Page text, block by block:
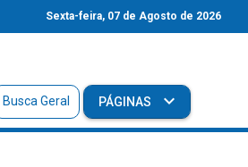
Sexta-feira, 07 de Agosto de 2026
Busca Geral PÁGINAS